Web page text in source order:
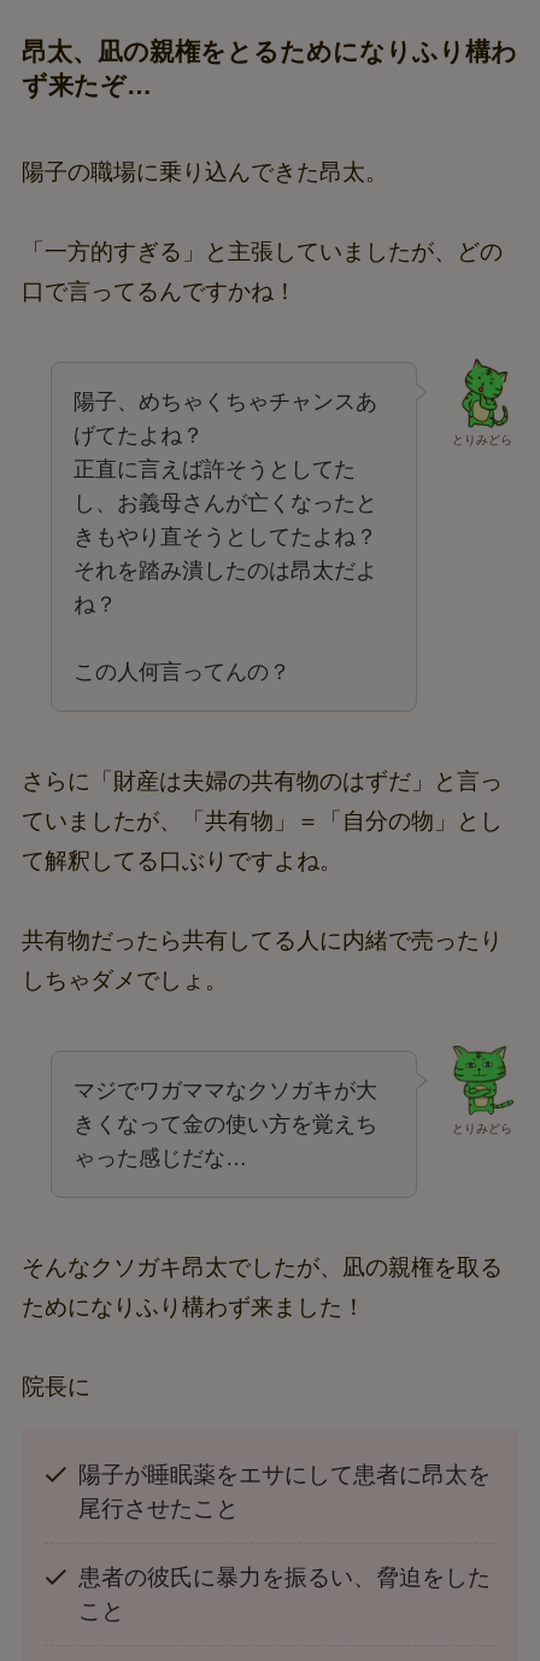
昂太、凪の親権をとるためになりふり構わ
ず来たぞ…
陽子の職場に乗り込んできた昂太。
「一方的すぎる」と主張していましたが、どの
口で言ってるんですかね！
とりみどら
陽子、めちゃくちゃチャンスあ
げてたよね？
正直に言えば許そうとしてた
し、お義母さんが亡くなったと
きもやり直そうとしてたよね？
それを踏み潰したのは昂太だよ
ね？
この人何言ってんの？
さらに「財産は夫婦の共有物のはずだ」と言っ
ていましたが、「共有物」＝「自分の物」とし
て解釈してる口ぶりですよね。
共有物だったら共有してる人に内緒で売ったり
しちゃダメでしょ。
とりみどら
マジでワガママなクソガキが大
きくなって金の使い方を覚えち
ゃった感じだな…
そんなクソガキ昂太でしたが、凪の親権を取る
ためになりふり構わず来ました！
院長に
陽子が睡眠薬をエサにして患者に昂太を
尾行させたこと
患者の彼氏に暴力を振るい、脅迫をした
こと